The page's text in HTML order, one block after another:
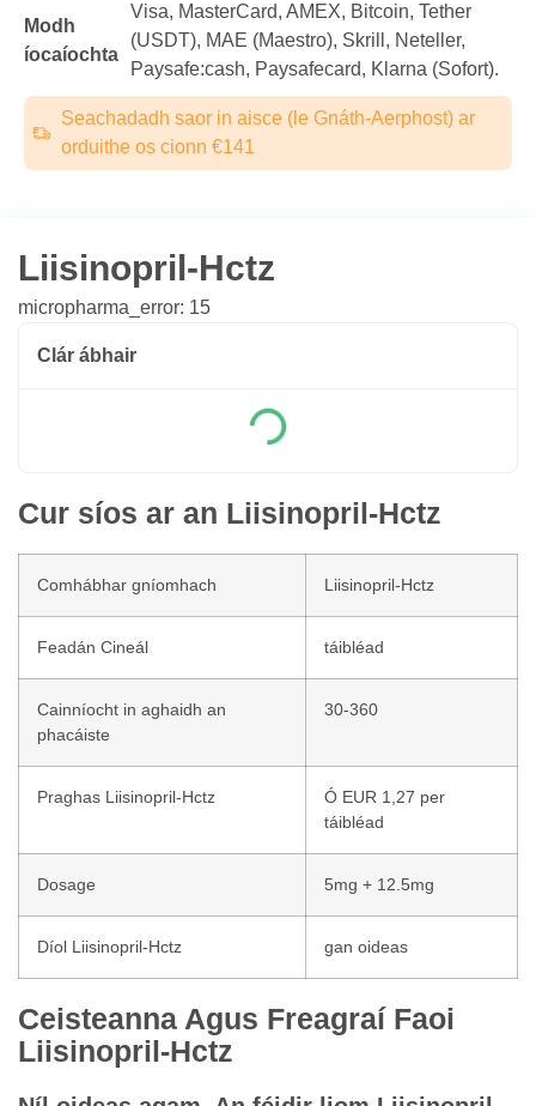
Modh
íocaíochta
Visa, MasterCard, AMEX, Bitcoin, Tether
(USDТ), MAE (Maestro), Skrill, Neteller,
Paysafe:cash, Paysafecard, Klarna (Sofort).
Seachadadh saor in aisce (le Gnáth-Aerphost) ar
orduithe os cionn €141
Liisinopril-Hctz
micropharma_error: 15
Clár ábhair
Cur síos ar an Liisinopril-Hctz
Comhábhar gníomhach Liisinopril-Hctz
Feadán Cineál táibléad
Cainníocht in aghaidh an
phacáiste
30-360
Praghas Liisinopril-Hctz
Ó EUR 1,27 per
táibléad
Dosage 5mg + 12.5mg
Díol Liisinopril-Hctz gan oideas
Ceisteanna Agus Freagraí Faoi
Liisinopril-Hctz